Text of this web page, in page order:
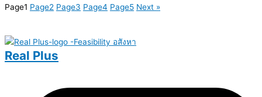
Page1 Page2 Page3 Page4 Page5 Next »
Real Plus